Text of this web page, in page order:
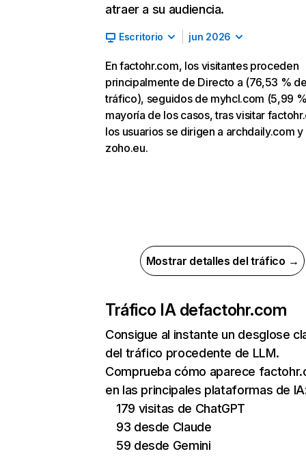
atraer a su audiencia.
Escritorio jun 2026
En factohr.com, los visitantes proceden
principalmente de Directo a (76,53 %
tráfico), seguidos de myhcl.com (5,99
mayoría de los casos, tras visitar
los usuarios se dirigen a archdaily.com y
zoho.eu.
Mostrar detalles del tráfico →
Tráfico IA defactohr.com
Consigue al instante un desglose
del tráfico procedente de LLM.
Comprueba cómo aparece
en las principales plataformas de
179 visitas de ChatGPT
93 desde Claude
59 desde Gemini